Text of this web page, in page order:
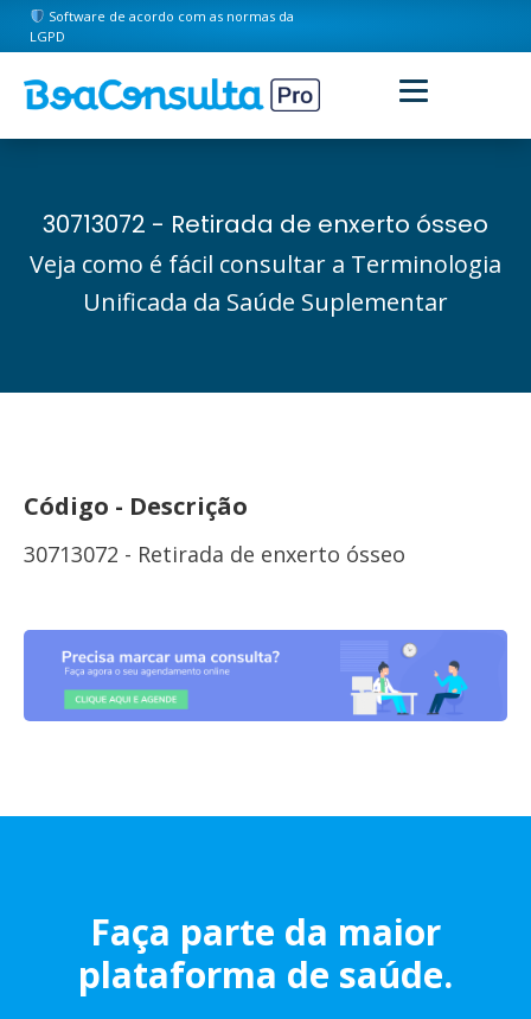
Software de acordo com as normas da
LGPD
30713072 - Retirada de enxerto ósseo
Veja como é fácil consultar a Terminologia
Unificada da Saúde Suplementar
Código - Descrição
30713072 - Retirada de enxerto ósseo
Faça parte da maior
plataforma de saúde.